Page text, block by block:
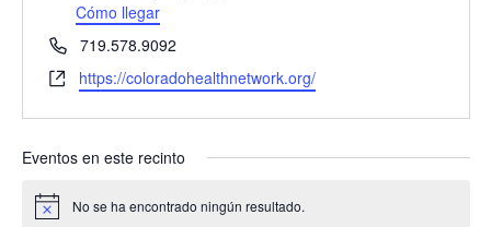
Cómo llegar
Teléfono719.578.9092
Websitehttps://coloradohealthnetwork.org/
Eventos en este recinto
Aviso No se ha encontrado ningún resultado.